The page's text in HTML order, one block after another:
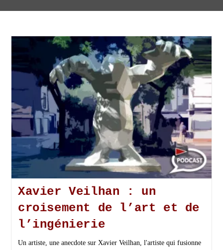
Xavier Veilhan : un
croisement de l’art et de
l’ingénierie
Un artiste, une anecdote sur Xavier Veilhan, l'artiste qui fusionne